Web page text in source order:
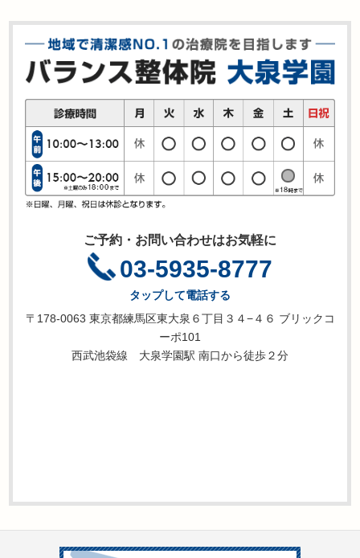
ご予約・お問い合わせはお気軽に
03-5935-8777
タップして電話する
〒178-0063 東京都練馬区東大泉６丁目３４−４６ ブリックコ
ーポ101
西武池袋線 大泉学園駅 南口から徒歩２分